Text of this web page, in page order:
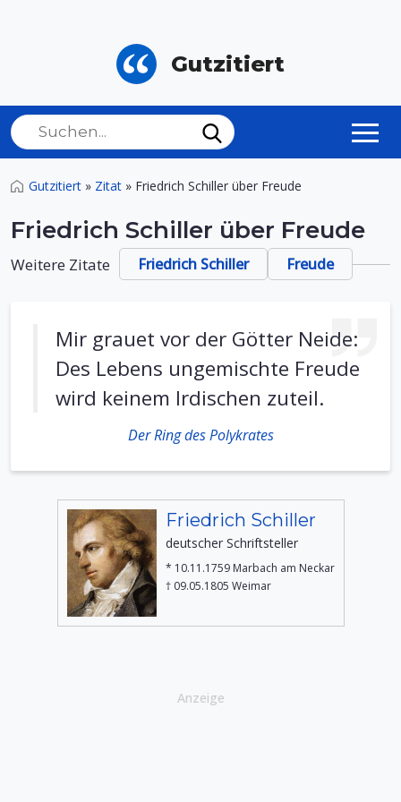
Gutzitiert
Gutzitiert » Zitat » Friedrich Schiller über Freude
Friedrich Schiller über Freude
Weitere Zitate Friedrich Schiller Freude
Mir grauet vor der Götter Neide:
Des Lebens ungemischte Freude
wird keinem Irdischen zuteil.
Der Ring des Polykrates
Friedrich Schiller
deutscher Schriftsteller
* 10.11.1759 Marbach am Neckar
† 09.05.1805 Weimar
Anzeige